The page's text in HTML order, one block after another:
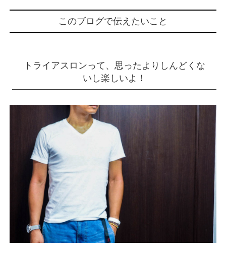
このブログで伝えたいこと
トライアスロンって、思ったよりしんどくな
いし楽しいよ！